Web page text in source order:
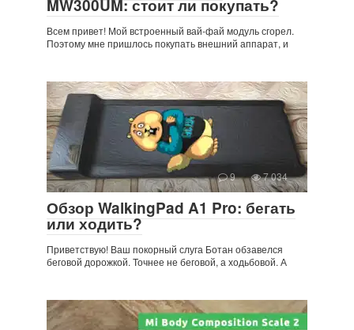
MW300UM: стоит ли покупать?
Всем привет! Мой встроенный вай-фай модуль сгорел.
Поэтому мне пришлось покупать внешний аппарат, и
9 7 034
Обзор WalkingPad A1 Pro: бегать
или ходить?
Приветствую! Ваш покорный слуга Ботан обзавелся
беговой дорожкой. Точнее не беговой, а ходьбовой. А